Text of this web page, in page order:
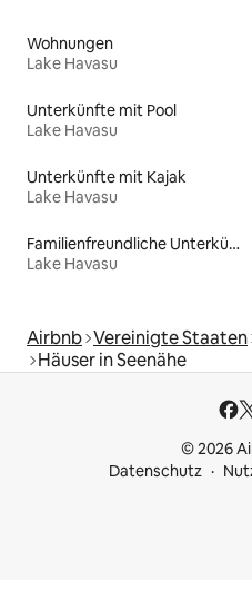
Wohnungen
Lake Havasu
Unterkünfte mit Pool
Lake Havasu
Unterkünfte mit Kajak
Lake Havasu
Familienfreundliche Unterkünfte
Lake Havasu
Airbnb Vereinigte Staaten
Häuser in Seenähe
© 2026
Datenschutz